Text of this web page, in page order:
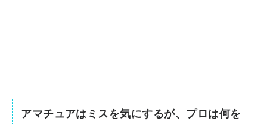
アマチュアはミスを気にするが、プロは何を